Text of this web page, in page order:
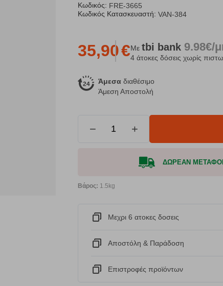
Κωδικός: FRE-3665
Κωδικός Κατασκευαστή: VAN-384
35,90€Με tbi bank 9.98€/
4 άτοκες δόσεις χωρίς
Άμεσα διαθέσιμο
Άμεση Αποστολή
− +
ΔΩΡΕΑΝ
Βάρος: 1.5kg
Μεχρι 6 ατοκες δοσεις
Αποστόλη & Παράδοση
Eπιστροφές προϊόντων